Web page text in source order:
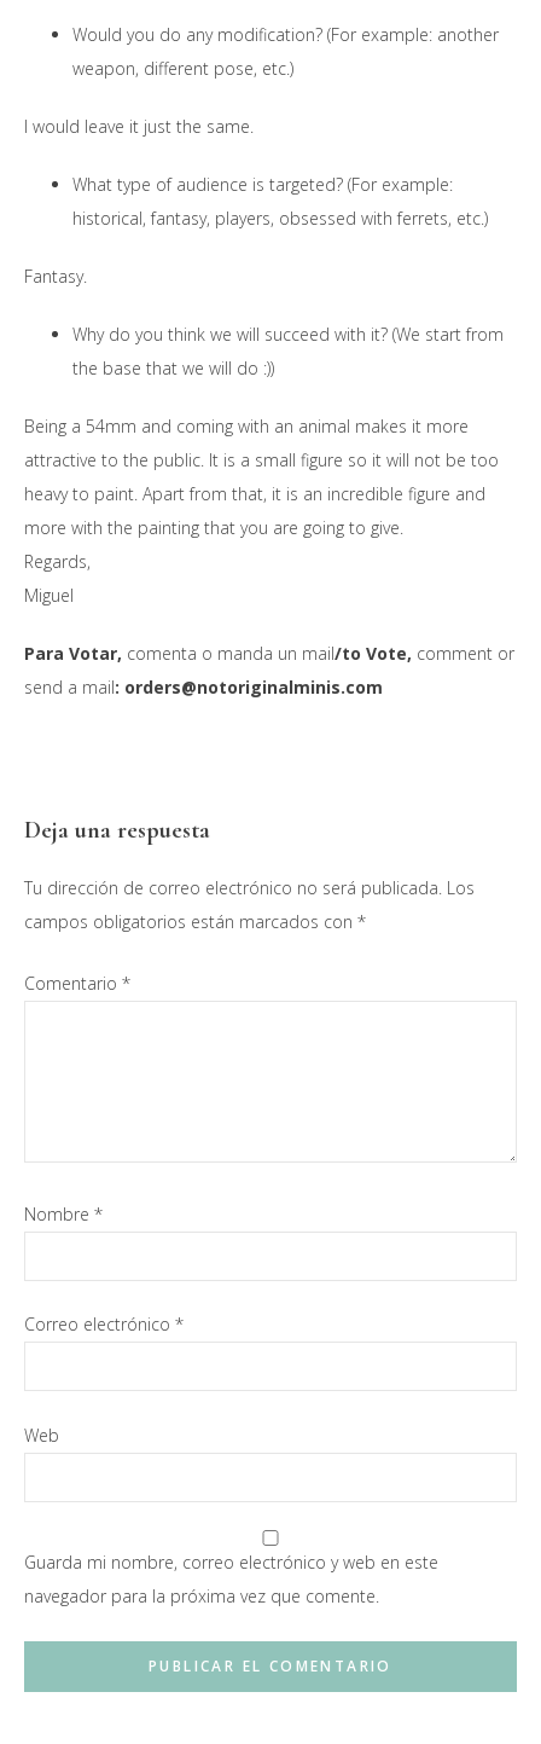
Would you do any modification? (For example: another
weapon, different pose, etc.)
I would leave it just the same.
What type of audience is targeted? (For example:
historical, fantasy, players, obsessed with ferrets, etc.)
Fantasy.
Why do you think we will succeed with it? (We start from
the base that we will do :))
Being a 54mm and coming with an animal makes it more
attractive to the public. It is a small figure so it will not be too
heavy to paint. Apart from that, it is an incredible figure and
more with the painting that you are going to give.
Regards,
Miguel
Para Votar, comenta o manda un mail/to Vote, comment or
send a mail: orders@notoriginalminis.com
Interacciones
los
Deja una respuesta
Tu dirección de correo electrónico no será publicada. Los
campos obligatorios están marcados con *
Comentario *
Nombre *
Correo electrónico *
Web
Guarda mi nombre, correo electrónico y web en este
navegador para la próxima vez que comente.